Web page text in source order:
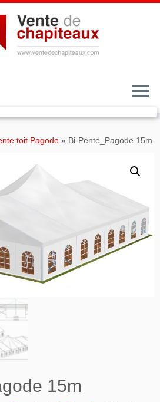
toit Pagode » Bi-Pente_Pagode 15m
15m